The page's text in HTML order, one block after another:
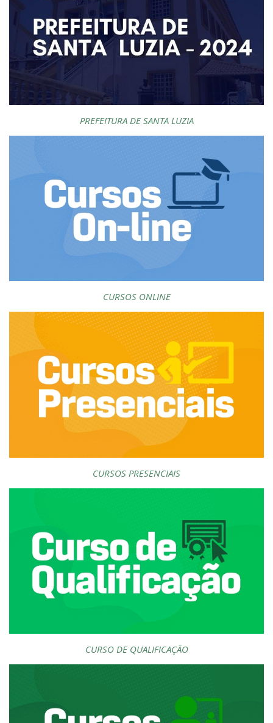
PREFEITURA DE SANTA LUZIA
CURSOS ONLINE
CURSOS PRESENCIAIS
CURSO DE QUALIFICAÇÃO